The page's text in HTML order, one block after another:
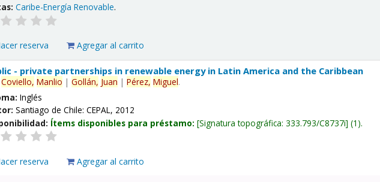
Caribe-Energía Renovable.
reserva Agregar al carrito
- private partnerships in renewable energy in Latin America and the Caribbean
Coviello, Manlio |Gollán, Juan |Pérez, Miguel.
Inglés
Santiago de Chile: CEPAL, 2012
Ítems disponibles para préstamo: Signatura topográfica:333.793/C8737i (1).
reserva Agregar al carrito